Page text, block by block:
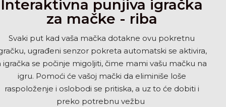
Interaktivna punjiva igračka
za mačke - riba
Svaki put kad vaša mačka dotakne ovu pokretnu
ugrađeni senzor pokreta automatski se aktivira,
igračka se počinje migoljiti, čime mami vašu mačku na
igru. Pomoći će vašoj mački da eliminiše loše
raspoloženje i oslobodi se pritiska, a uz to će dobiti i
preko potrebnu vežbu